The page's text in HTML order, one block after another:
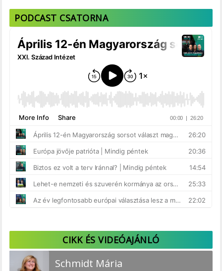
PODCAST CSATORNA
CIKK ÉS VIDEÓAJÁNLÓ
Schmidt Mária